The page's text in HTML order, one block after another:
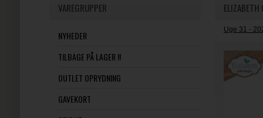
VAREGRUPPER
NYHEDER
TILBAGE PÅ LAGER !!
OUTLET OPRYDNING
GAVEKORT
ELIZABETH
Uge 31 -